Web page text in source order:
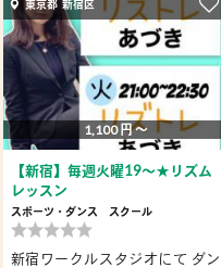
東京都 新宿区
1,100 円 〜
【新宿】毎週火曜19～★リズム
レッスン
スポーツ・ダンス スクール
新宿ワークルスタジオにて ダン